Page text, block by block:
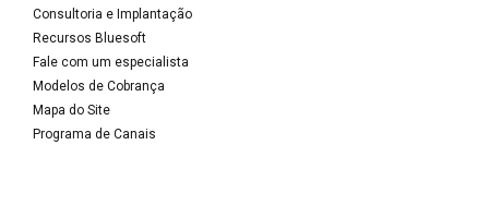
Consultoria e Implantação
Recursos Bluesoft
Fale com um especialista
Modelos de Cobrança
Mapa do Site
Programa de Canais